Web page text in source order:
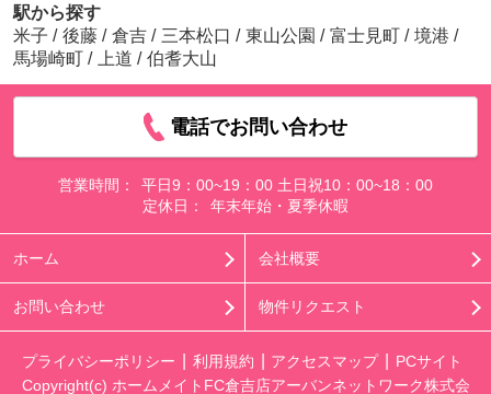
駅から探す
米子 / 後藤 / 倉吉 / 三本松口 / 東山公園 / 富士見町 / 境港 /
馬場崎町 / 上道 / 伯耆大山
電話でお問い合わせ
営業時間：
平日9：00~19：00 土日祝10：00~18：00
定休日：
年末年始・夏季休暇
ホーム 会社概要
お問い合わせ 物件リクエスト
プライバシーポリシー 利用規約 アクセスマップ
PCサイト
Copyright(c) ホームメイトFC倉吉店アーバンネットワーク株式会